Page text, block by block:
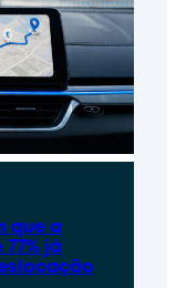
que a
já